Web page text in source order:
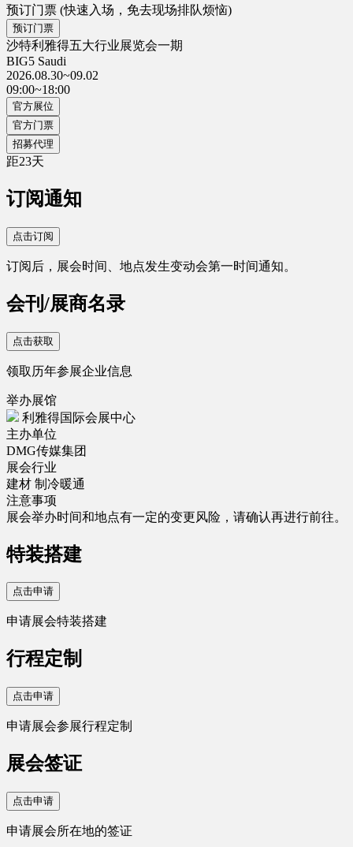
预订门票 (快速入场，免去现场排队烦恼)
预订门票
沙特利雅得五大行业展览会一期
BIG5 Saudi
2026.08.30~09.02
09:00~18:00
官方展位
官方门票
招募代理
距23天
订阅通知
点击订阅
订阅后，展会时间、地点发生变动会第一时间通知。
会刊/展商名录
点击获取
领取历年参展企业信息
举办展馆
利雅得国际会展中心
主办单位
DMG传媒集团
展会行业
建材 制冷暖通
注意事项
展会举办时间和地点有一定的变更风险，请确认再进行前往。
特装搭建
点击申请
申请展会特装搭建
行程定制
点击申请
申请展会参展行程定制
展会签证
点击申请
申请展会所在地的签证